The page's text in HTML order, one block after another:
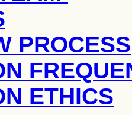
PROCESS
ETHICS